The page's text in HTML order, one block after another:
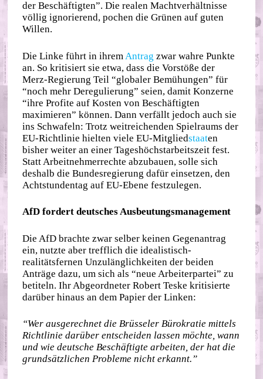
der Beschäftigten”. Die realen Machtverhältnisse
völlig ignorierend, pochen die Grünen auf guten
Willen.
Die Linke führt in ihrem Antrag zwar wahre Punkte
an. So kritisiert sie etwa, dass die Vorstöße der
Merz-Regierung Teil “globaler Bemühungen” für
“noch mehr Deregulierung” seien, damit Konzerne
“ihre Profite auf Kosten von Beschäftigten
maximieren” können. Dann verfällt jedoch auch sie
ins Schwafeln: Trotz weitreichenden Spielraums der
EU-Richtlinie hielten viele EU-Mitgliedstaaten
bisher weiter an einer Tageshöchstarbeitszeit fest.
Statt Arbeitnehmerrechte abzubauen, solle sich
deshalb die Bundesregierung dafür einsetzen, den
Achtstundentag auf EU-Ebene festzulegen.
AfD fordert deutsches Ausbeutungsmanagement
Die AfD brachte zwar selber keinen Gegenantrag
ein, nutzte aber trefflich die idealistisch-
realitätsfernen Unzulänglichkeiten der beiden
Anträge dazu, um sich als “neue Arbeiterpartei” zu
betiteln. Ihr Abgeordneter Robert Teske kritisierte
darüber hinaus an dem Papier der Linken:
“Wer ausgerechnet die Brüsseler Bürokratie mittels
Richtlinie darüber entscheiden lassen möchte, wann
und wie deutsche Beschäftigte arbeiten, der hat die
grundsätzlichen Probleme nicht erkannt.”